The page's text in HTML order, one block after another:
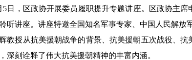
5日，区政协开展委员履职提升专题讲座。区政协主
听讲座。讲座特邀全国知名军事专家、中国人民解放
教授从抗美援朝战争的背景、抗美援朝五次战役、
深刻诠释了伟大抗美援朝精神的丰富内涵。